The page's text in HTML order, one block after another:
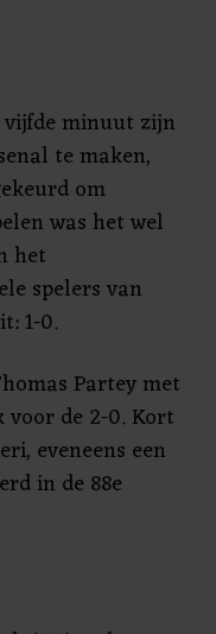
minuut zijn
te maken,
om
was het wel
het
spelers van
1-0.
Partey met
voor de 2-0. Kort
eveneens een
in de 88e